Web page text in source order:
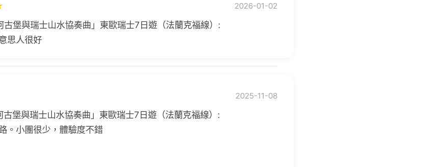
2026-01-02
堡與瑞士山水協奏曲」東歐瑞士7日遊（法蘭克福線）:
思人很好
2025-11-08
堡與瑞士山水協奏曲」東歐瑞士7日遊（法蘭克福線）:
。小團很少，體驗度不錯